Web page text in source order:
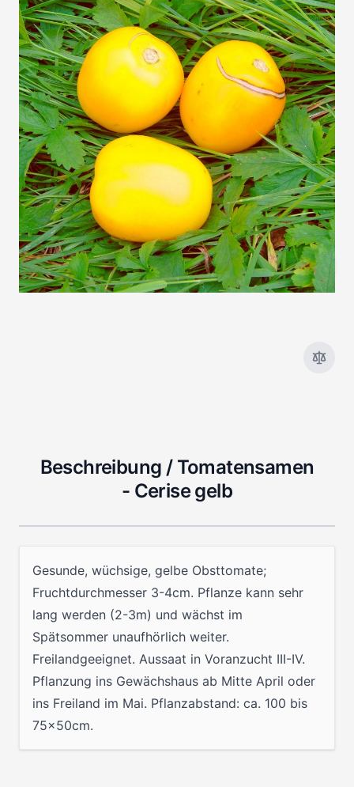
Gesunde, wüchsige, gelbe Obsttomate; Durchmesser
3-4cm. Pflanze kann sehr lang werden.
Freilandgeeignet.
Auf Lager
SKU 1069
3,20 €
Menge
Beschreibung / Tomatensamen
- Cerise gelb
Gesunde, wüchsige, gelbe Obsttomate;
Fruchtdurchmesser 3-4cm. Pflanze kann sehr
lang werden (2-3m) und wächst im
Spätsommer unaufhörlich weiter.
Freilandgeeignet. Aussaat in Voranzucht III-IV.
Pflanzung ins Gewächshaus ab Mitte April oder
ins Freiland im Mai. Pflanzabstand: ca. 100 bis
75x50cm.